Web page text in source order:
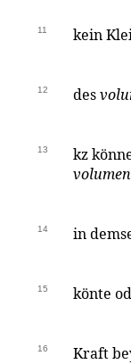
11 kein
12 des
13
kz
volumen
14 in
15 könte
16 Kraft